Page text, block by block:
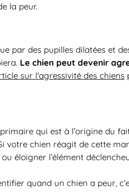
la peur.
par des pupilles dilatées et
Le chien peut devenir
sur l'agressivité des chiens
primaire qui est à l’origine du
votre chien réagit de cette
éloigner l’élément
quand un chien a peur,